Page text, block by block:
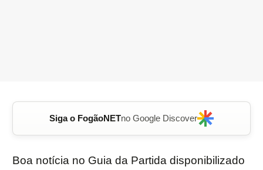
Siga o FogãoNETno Google Discover
Boa notícia no Guia da Partida disponibilizado